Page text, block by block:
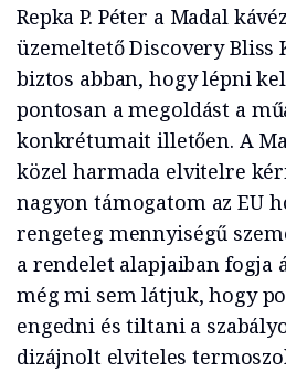
Repka P. Péter a Madal
üzemeltető Discovery Bliss
biztos abban, hogy lépni
pontosan a megoldást a
konkrétumait illetően. A
közel harmada elvitelre
nagyon támogatom az EU
rengeteg mennyiségű
a rendelet alapjaiban fogja
még mi sem látjuk, hogy
engedni és tiltani a
dizájnolt elviteles